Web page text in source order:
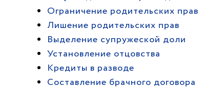
Ограничение родительских прав
Лишение родительских прав
Выделение супружеской доли
Установление отцовства
Кредиты в разводе
Составление брачного договора